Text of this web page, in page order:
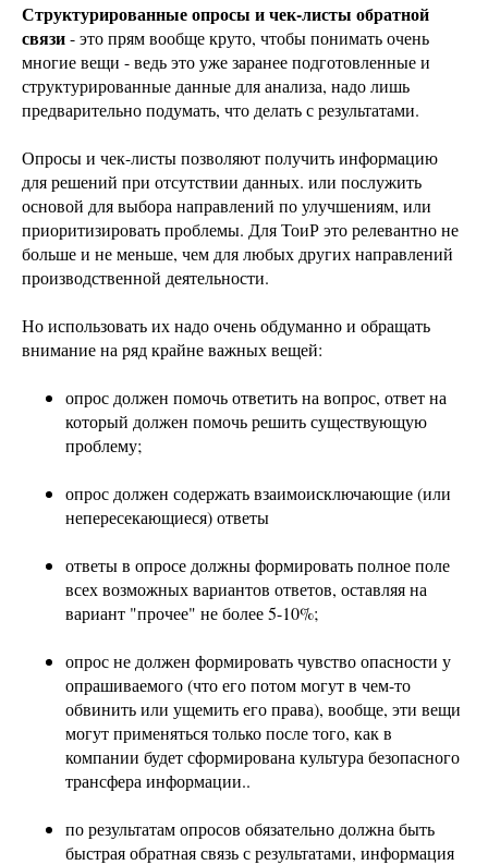
Структурированные опросы и чек-листы обратной
связи- это прям вообще круто, чтобы понимать очень
многие вещи - ведь это уже заранее подготовленные и
структурированные данные для анализа, надо лишь
предварительно подумать, что делать с результатами.
Опросы и чек-листы позволяют получить информацию
для решений при отсутствии данных. или послужить
основой для выбора направлений по улучшениям, или
приоритизировать проблемы. Для ТоиР это релевантно не
больше и не меньше, чем для любых других направлений
производственной деятельности.
Но использовать их надо очень обдуманно и обращать
внимание на ряд крайне важных вещей:
опрос должен помочь ответить на вопрос, ответ на
который должен помочь решить существующую
проблему;
опрос должен содержать взаимоисключающие (или
непересекающиеся) ответы
ответы в опросе должны формировать полное поле
всех возможных вариантов ответов, оставляя на
вариант "прочее" не более 5-10%;
опрос не должен формировать чувство опасности у
опрашиваемого (что его потом могут в чем-то
обвинить или ущемить его права), вообще, эти вещи
могут применяться только после того, как в
компании будет сформирована культура безопасного
трансфера информации..
по результатам опросов обязательно должна быть
быстрая обратная связь с результатами, информация